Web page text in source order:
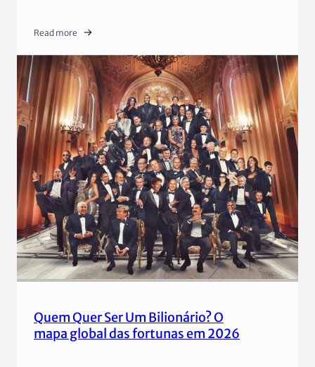
Read more
Quem Quer Ser Um Bilionário? O
mapa global das fortunas em 2026